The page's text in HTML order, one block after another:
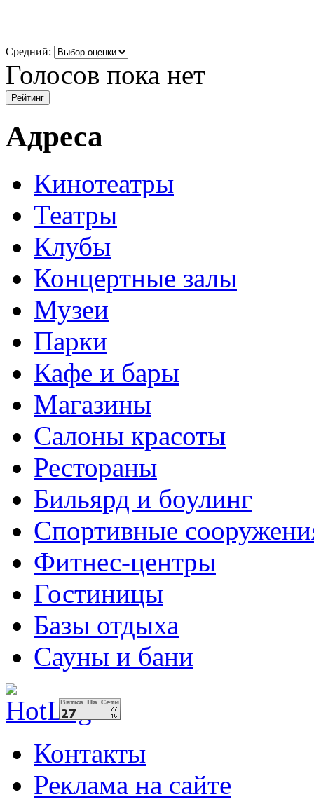
Средний:
Голосов пока нет
Адреса
Кинотеатры
Театры
Клубы
Концертные залы
Музеи
Парки
Кафе и бары
Магазины
Салоны красоты
Рестораны
Бильярд и боулинг
Спортивные
Фитнес-центры
Гостиницы
Базы отдыха
Сауны и бани
Контакты
Реклама на сайте